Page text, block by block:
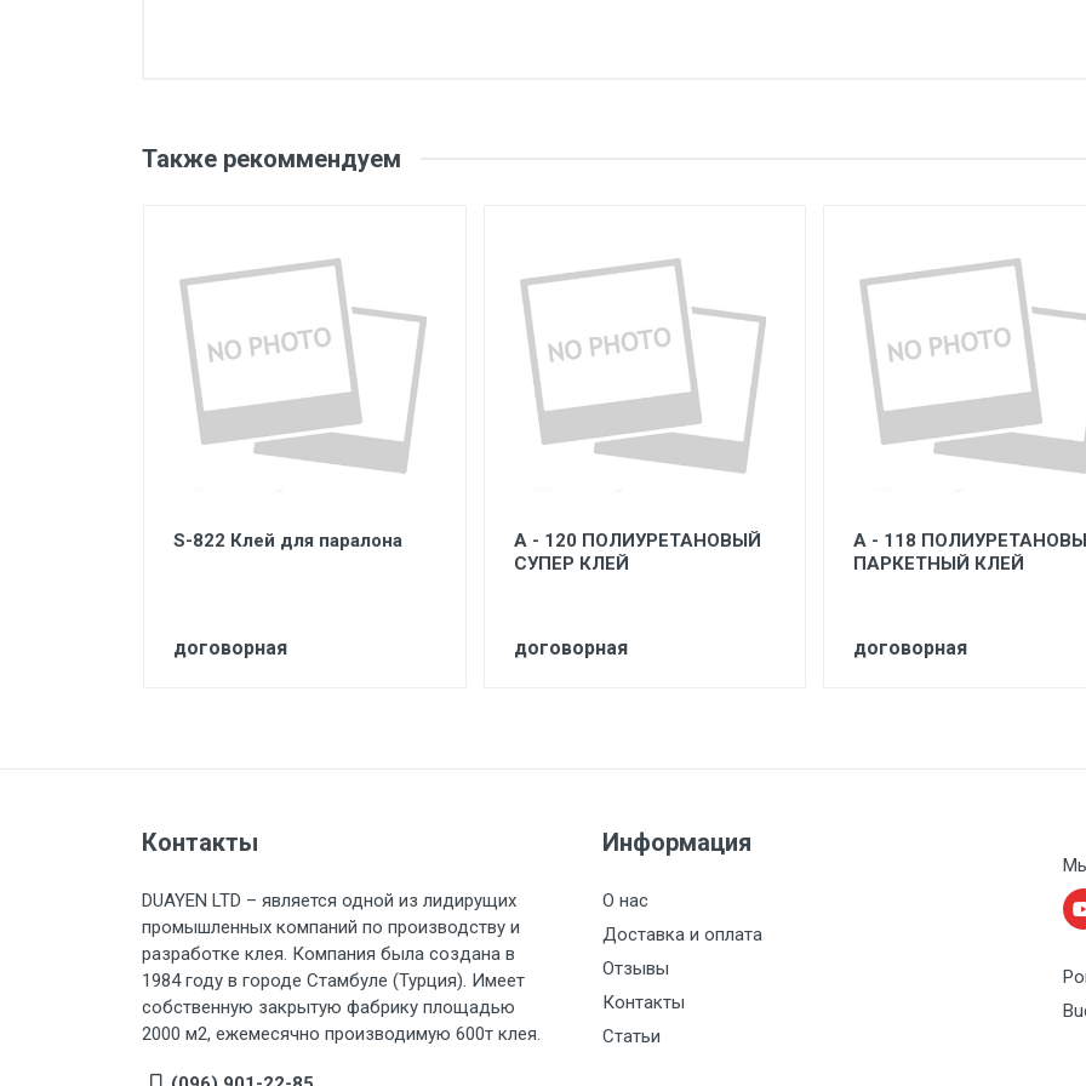
Также рекоммендуем
S-822 Клей для паралона
договорная
A - 120 ПОЛИУРЕТАНОВЫЙ
СУПЕР КЛЕЙ
договорная
A - 118
ПАРКЕТНЫЙ КЛЕЙ
договорная
Контакты
DUAYEN LTD – является одной из лидирущих
промышленных компаний по производству и
разработке клея. Компания была создана в
1984 году в городе Стамбуле (Турция). Имеет
собственную закрытую фабрику площадью
2000 м2, ежемесячно производимую 600т клея.
Информация
О нас
Доставка и оплата
Отзывы
Контакты
Статьи